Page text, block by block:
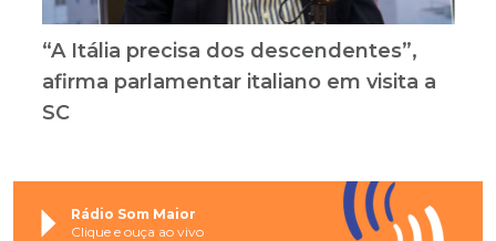
“A Itália precisa dos descendentes”,
afirma parlamentar italiano em visita a
SC
Rádio Som Maior
Clique e ouça ao vivo